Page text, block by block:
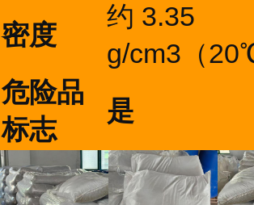
密度
约 3.35
g/cm3（
危险品
标志
是